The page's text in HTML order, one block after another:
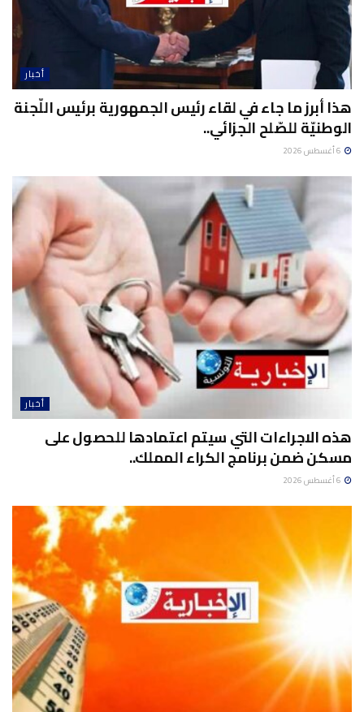
أخبار
هذا أبرز ما جاء في لقاء رئيس الجمهورية برئيس اللّجنة
الوطنيّة للصّلح الجزائي..
أخبار
هذه الاجراءات التي سيتم اعتمادها للحصول على
مسكن ضمن برنامج الكراء المملك..